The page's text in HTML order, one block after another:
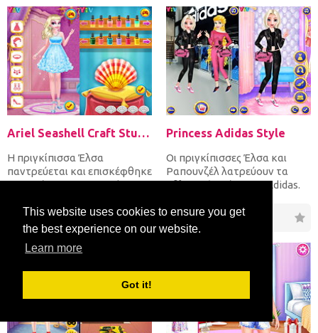
This website uses cookies to ensure you get
the best experience on our website.
Learn more
Got it!
Ariel Seashell Craft Studio
Η πριγκίπισσα Έλσα
παντρεύεται και επισκέφθηκε
το στούντιο χειροτεχνίας της
36 6
Princess Adidas Style
Οι πριγκίπισσες Έλσα και
Ραπουνζέλ λατρεύουν τα
αθλητικά ρούχα της Adidas.
18 3